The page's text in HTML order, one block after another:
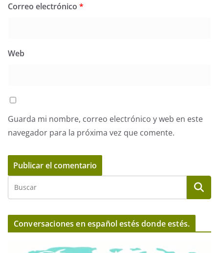
Correo electrónico *
Web
Guarda mi nombre, correo electrónico y web en este
navegador para la próxima vez que comente.
Conversaciones en español estés donde estés.